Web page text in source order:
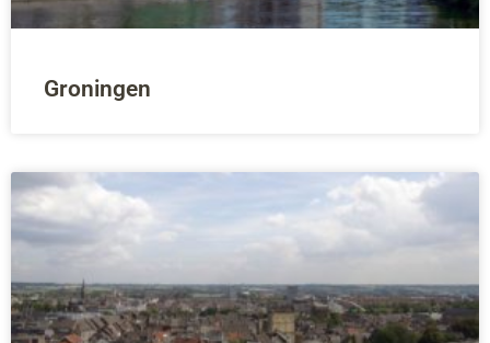
Groningen